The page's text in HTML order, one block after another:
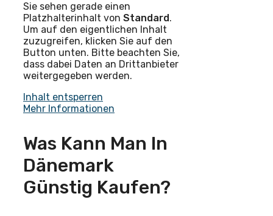
Sie sehen gerade einen
Platzhalterinhalt von Standard .
Um auf den eigentlichen Inhalt
zuzugreifen, klicken Sie auf den
Button unten. Bitte beachten Sie,
dass dabei Daten an Drittanbieter
weitergegeben werden.
Inhalt entsperren
Mehr Informationen
Was Kann Man In
Dänemark
Günstig Kaufen?